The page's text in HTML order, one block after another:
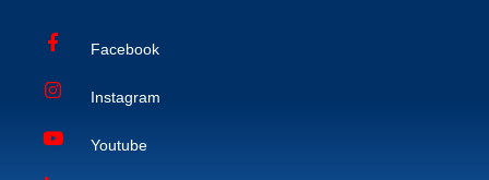
Facebook
Instagram
Youtube